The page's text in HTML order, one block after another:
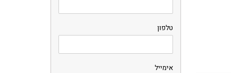
טלפון
אימייל